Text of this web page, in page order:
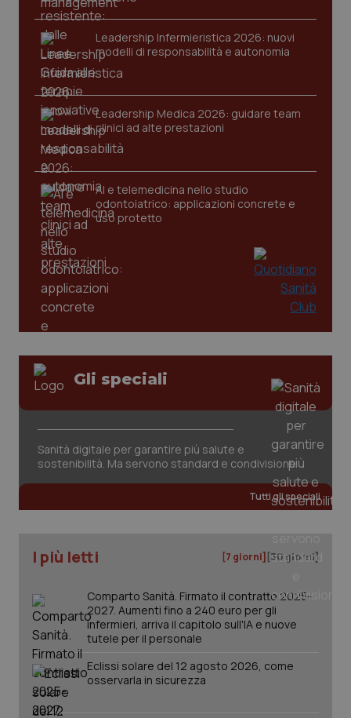
Leadership Infermieristica 2026: nuovi
modelli di responsabilità e autonomia
Leadership Medica 2026: guidare team
clinici ad alte prestazioni
AI e telemedicina nello studio
odontoiatrico: applicazioni concrete e
uso protetto
Gli speciali
Sanità digitale per garantire più salute e
sostenibilità. Ma servono standard e condivisione
Tutti gli speciali
I più letti [7 giorni] [30 giorni]
Comparto Sanità. Firmato il contratto 2025-
2027. Aumenti fino a 240 euro per gli
infermieri, arriva il capitolo sull'IA e nuove
tutele per il personale
Eclissi solare del 12 agosto 2026, come
osservarla in sicurezza
VISITOR_PRIVACY_METADATA
YouTube
CookieScriptConsent
CookieScript
www.quotidianosanita.it
tracking-sites-ironfish-
tracking-enable
www.quotidianosanita.it
2
tracking-sites-ironfish-
www.quotidianosanita.it
_ga